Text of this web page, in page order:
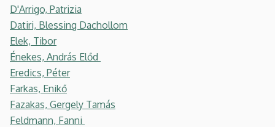
D'Arrigo, Patrizia
Datiri, Blessing Dachollom
Elek, Tibor
Énekes, András Előd
Eredics, Péter
Farkas, Enikő
Fazakas, Gergely Tamás
Feldmann, Fanni